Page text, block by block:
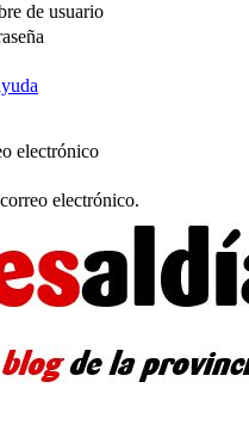
de usuario
electrónico
electrónico.